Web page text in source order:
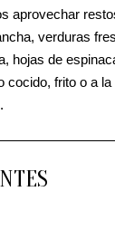
aprovechar
verduras
hojas de
frito o a la